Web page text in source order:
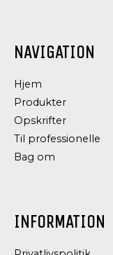
PASTA,
RIS,
OG
BØNNER
NAVIGATION
Hjem
Produkter
Opskrifter
Til professionelle
Bag om
INFORMATION